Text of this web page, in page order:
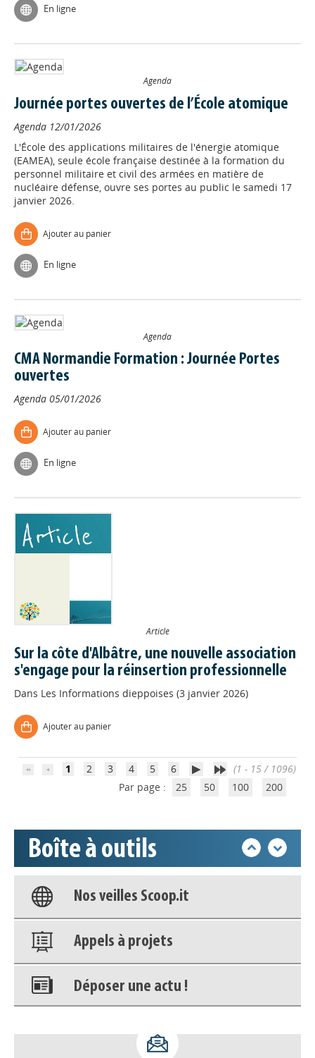
En ligne
Agenda
Journée portes ouvertes de l’École atomique
Agenda 12/01/2026
L'École des applications militaires de l'énergie atomique
(EAMEA), seule école française destinée à la formation du
personnel militaire et civil des armées en matière de
nucléaire défense, ouvre ses portes au public le samedi 17
janvier 2026.
Ajouter au panier
En ligne
Agenda
CMA Normandie Formation : Journée Portes
ouvertes
Agenda 05/01/2026
Ajouter au panier
En ligne
Article
Sur la côte d'Albâtre, une nouvelle association
s'engage pour la réinsertion professionnelle
Dans Les Informations dieppoises (3 janvier 2026)
Ajouter au panier
1 2 3 4 5 6
(1 - 15 / 1096)
Par page :
25 50 100 200
Boîte à outils
Appels à projets
Déposer une actu !
Accéder à son compte - (Se
déconnecter)
Base documentaire
Nos veilles Scoop.it
Appels à projets
Déposer une actu !
Accéder à son compte - (Se